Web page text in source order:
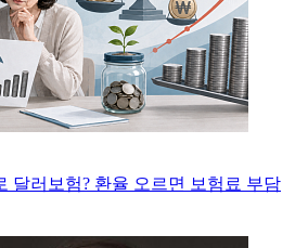
달러보험? 환율 오르면 보험료 부담